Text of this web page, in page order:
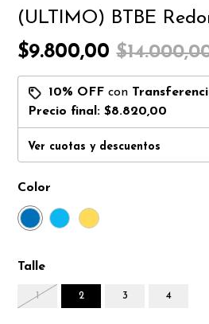
(ULTIMO) BTBE
$9.800,00
10% OFF con
Precio final:$8.820,00
Ver cuotas y descuentos
Color
Talle
1 2 3 4